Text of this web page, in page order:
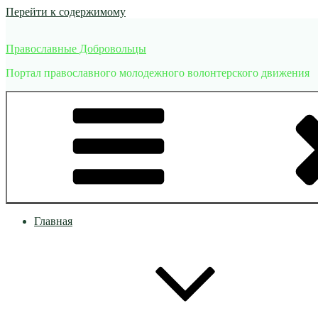
Перейти к содержимому
Православные Добровольцы
Портал православного молодежного волонтерского движения
Главная